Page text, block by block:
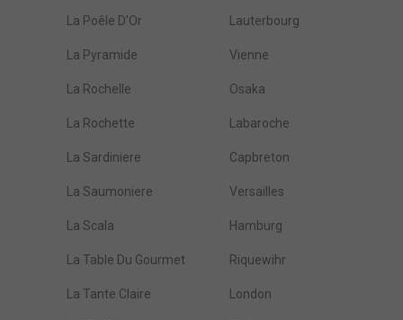
La Poêle D'Or Lauterbourg
La Pyramide Vienne
La Rochelle Osaka
La Rochette Labaroche
La Sardiniere Capbreton
La Saumoniere Versailles
La Scala Hamburg
La Table Du Gourmet Riquewihr
La Tante Claire London